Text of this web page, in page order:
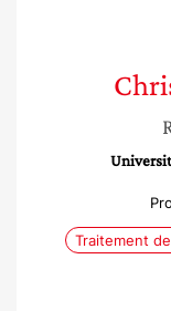
Traitement